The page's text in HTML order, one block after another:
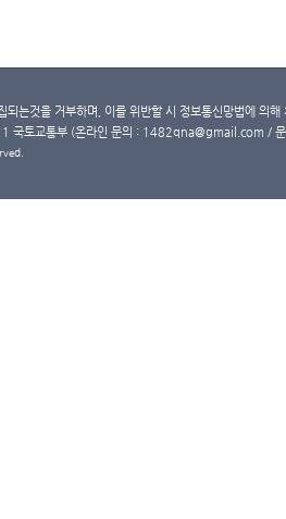
되는것을 거부하며, 이를 위반할 시 정보통신망법에 의
국토교통부 (온라인 문의 : 1482qna@gmail.com /